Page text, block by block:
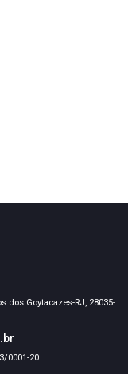
dos Goytacazes-RJ, 28035-
0001-20